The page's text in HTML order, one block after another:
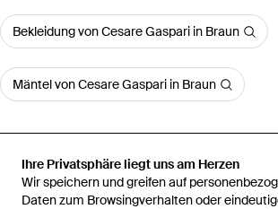
Ihre Privatsphäre liegt uns am Herzen
Wir speichern und greifen auf
Daten zum Browsingverhalten oder
Bekleidung von Cesare Gaspari in Braun
Mäntel von Cesare Gaspari in Braun
Startseite Damen Mäntel Faux Fur &Amp;